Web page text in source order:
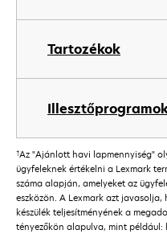
Tartozékok
†Az "Ajánlott havi lapmennyiség"
ügyfeleknek értékelni a Lexmark
száma alapján, amelyeket az
eszközön. A Lexmark azt
készülék teljesítményének a
tényezőkön alapulva, mint például: